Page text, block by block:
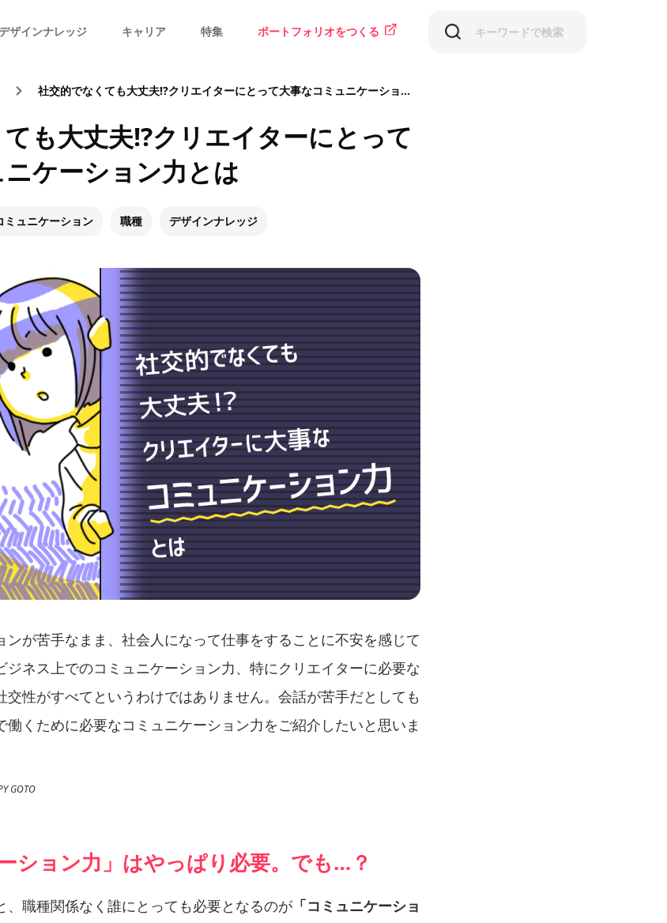
ザインナレッジ キャリア 特集 ポートフォリオをつくる
社交的でなくても大丈夫!?クリエイターにとって大事なコミュニケーション力とは
も大丈夫!?クリエイターにとって
ケーション力とは
ミュニケーション 職種 デザインナレッジ
ンが苦手なまま、社会人になって仕事をすることに不安を感じて
ジネス上でのコミュニケーション力、特にクリエイターに必要な
交性がすべてというわけではありません。会話が苦手だとしても
働くために必要なコミュニケーション力をご紹介したいと思いま
GOTO
ション力」はやっぱり必要。でも…？
、職種関係なく誰にとっても必要となるのが 「コミュニケーショ